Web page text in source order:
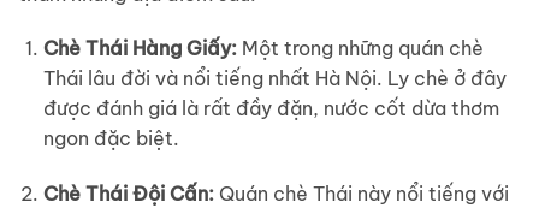
Chè Thái Hàng Giấy:Một trong những quán chè
Thái lâu đời và nổi tiếng nhất Hà Nội. Ly chè ở đây
được đánh giá là rất đầy đặn, nước cốt dừa thơm
ngon đặc biệt.
Chè Thái Đội Cấn:Quán chè Thái này nổi tiếng với